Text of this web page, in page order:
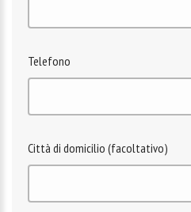
Telefono
Città di domicilio (facoltativo)